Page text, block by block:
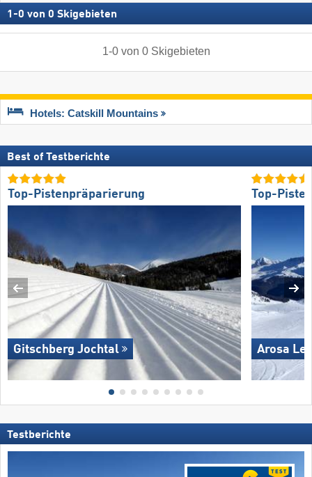
1 -0 von 0 Skigebieten
1-0von 0 Skigebieten
Hotels: Catskill Mountains
Best of Testberichte
Top-Pistenpräparierung
Gitschberg Jochtal
Top-
Arosa
Testberichte